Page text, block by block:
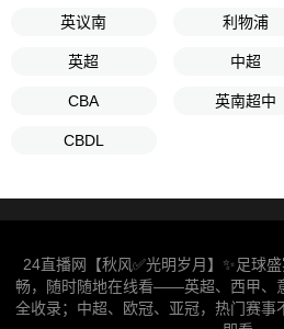
英议南 利物浦
英超 中超
CBA 英南超中
CBDL
24直播网【秋风✅光明岁月】✨足球
畅，随时随地在线看——英超、西甲、
全收录；中超、欧冠、亚冠，热门赛事